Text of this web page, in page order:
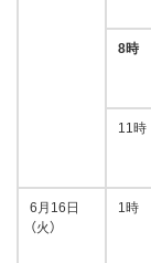
8時
11時
6月16日
（火）
1時